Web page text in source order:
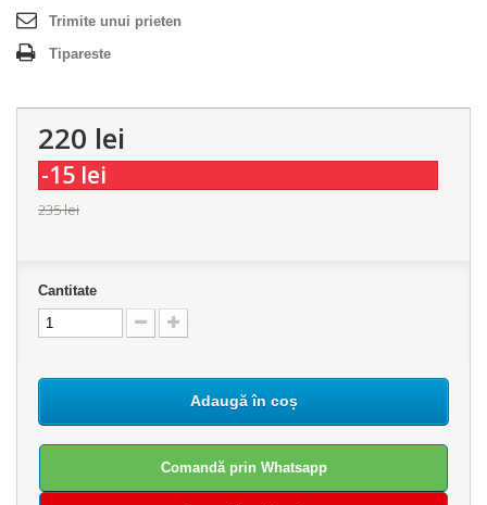
Trimite unui prieten
Tipareste
220 lei
-15 lei
235 lei
Cantitate
Adaugă în coș
Comandă prin Whatsapp